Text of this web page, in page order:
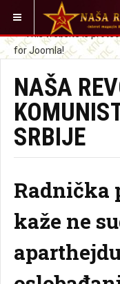
VI STE OVDE:
NAŠA
SRBIJE
Radnička
kaže ne